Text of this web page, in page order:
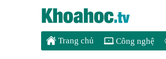
Trang chủ Công nghệ